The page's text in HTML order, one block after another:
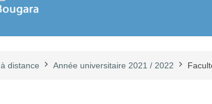
distance Année universitaire 2021 / 2022